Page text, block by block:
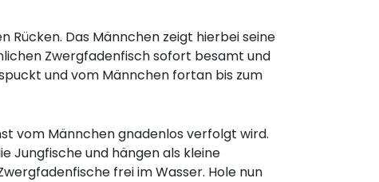
Rücken. Das Männchen zeigt hierbei seine
Zwergfadenfisch sofort besamt und
und vom Männchen fortan bis zum
vom Männchen gnadenlos verfolgt wird.
Jungfische und hängen als kleine
frei im Wasser. Hole nun